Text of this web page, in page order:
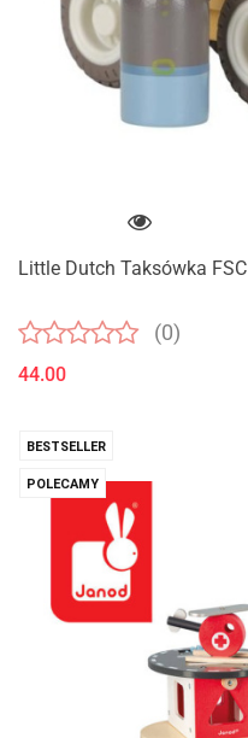
Little Dutch Taksówka FSC
(0)
44.00
BESTSELLER
POLECAMY